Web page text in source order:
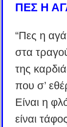
ΠΕΣ Η
“Πες η
στα
της
που σ’
Eίναι η
είναι